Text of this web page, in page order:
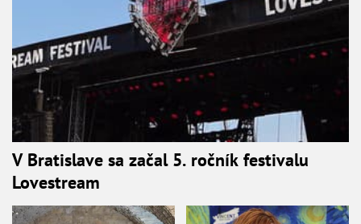
V Bratislave sa začal 5. ročník festivalu
Lovestream